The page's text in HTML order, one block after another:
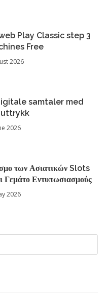
Play Classic step 3
Free
2026
samtaler med
2026
των Ασιατικών Slots
Εντυπωσιασμούς
2026